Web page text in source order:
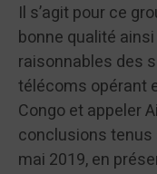
Il s’agit pour ce
bonne qualité
raisonnables des
télécoms opérant
Congo et appeler
conclusions tenus
mai 2019, en